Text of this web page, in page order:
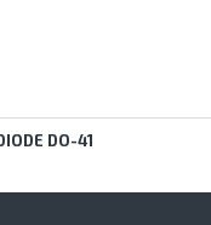
DO-41